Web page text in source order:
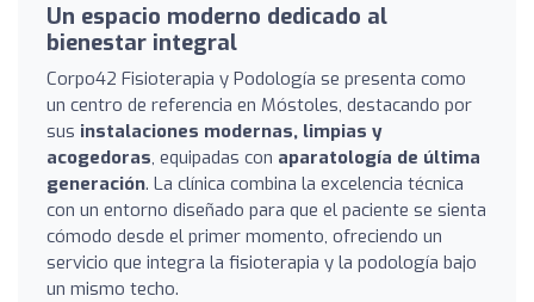
Un espacio moderno dedicado al
bienestar integral
Corpo42 Fisioterapia y Podología se presenta como
un centro de referencia en Móstoles, destacando por
sus instalaciones modernas, limpias y
acogedoras, equipadas con aparatología de última
generación. La clínica combina la excelencia técnica
con un entorno diseñado para que el paciente se sienta
cómodo desde el primer momento, ofreciendo un
servicio que integra la fisioterapia y la podología bajo
un mismo techo.